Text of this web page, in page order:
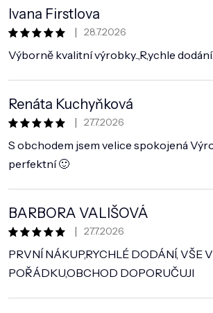
e
n
Ivana Firstlova
Hodnocení obchodu je 5 z 5 hvězdiček.
| 28.7.2026
Výborně kvalitní výrobky..,R,ychle dodání.
Renáta Kuchyňková
Hodnocení obchodu je 5 z 5 hvězdiček.
| 27.7.2026
S obchodem jsem velice spokojená
perfektní 🙂
BARBORA VALIŠOVÁ
Hodnocení obchodu je 5 z 5 hvězdiček.
| 27.7.2026
PRVNÍ NÁKUP,RYCHLÉ DODÁNÍ, VŠE V
POŘÁDKU,OBCHOD DOPORUČUJI